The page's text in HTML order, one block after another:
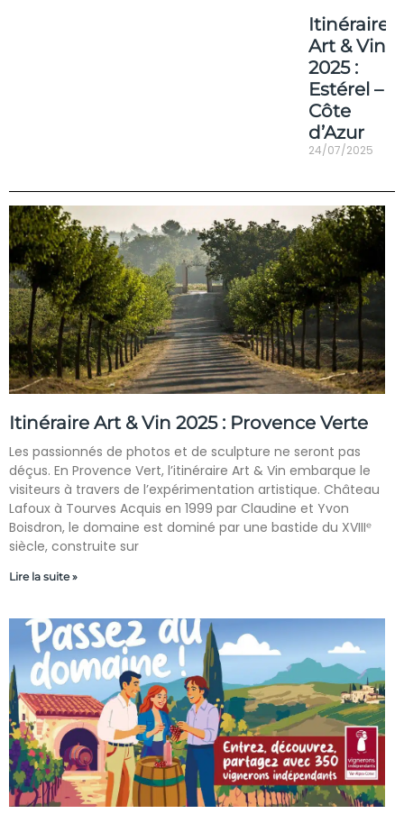
Itinéraire
Art & Vin
2025 :
Estérel –
Côte
d’Azur
24/07/2025
Itinéraire Art & Vin 2025 : Provence Verte
Les passionnés de photos et de sculpture ne seront pas
déçus. En Provence Vert, l’itinéraire Art & Vin embarque le
visiteurs à travers de l’expérimentation artistique. Château
Lafoux à Tourves Acquis en 1999 par Claudine et Yvon
Boisdron, le domaine est dominé par une bastide du XVIIIᵉ
siècle, construite sur
Lire la suite »